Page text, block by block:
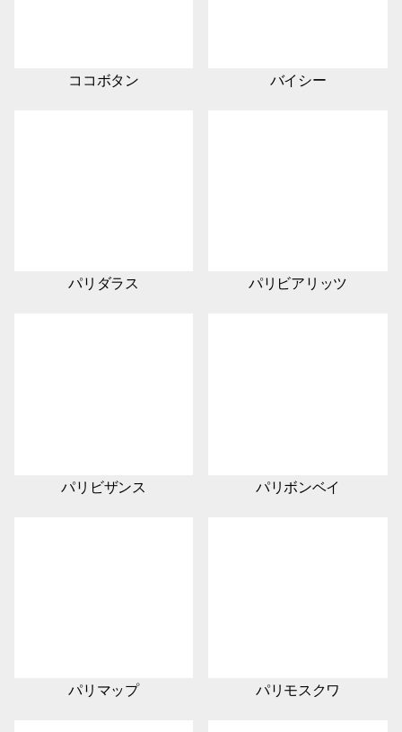
ココボタン バイシー
パリダラス パリビアリッツ
パリビザンス パリボンベイ
パリマップ パリモスクワ